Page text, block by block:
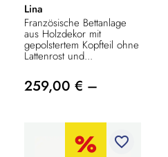
Lina
Französische Bettanlage
aus Holzdekor mit
gepolstertem Kopfteil ohne
Lattenrost und...
259,00 € –
favorite_border